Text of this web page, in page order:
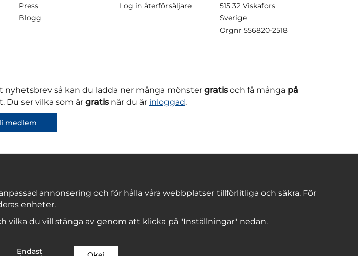
Press
Blogg
Log in återförsäljare
515 32 Viskafors
Sverige
Orgnr 556820-2518
så kan du ladda ner många mönster gratisoch få många på
Du ser vilka som är gratisnär du är inloggad.
medlem
Marks & Kattens AB
annonsering och för hålla våra webbplatser tillförlitliga och säkra. För
enheter.
vilka du vill stänga av genom att klicka på "Inställningar" nedan.
Endast